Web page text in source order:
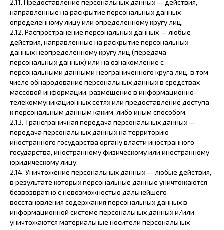
2.11. Предоставление персональных данных — действия,
направленные на раскрытие персональных данных
определенному лицу или определенному кругу лиц.
2.12. Распространение персональных данных — любые
действия, направленные на раскрытие персональных
данных неопределенному кругу лиц (передача
персональных данных) или на ознакомление с
персональными данными неограниченного круга лиц, в том
числе обнародование персональных данных в средствах
массовой информации, размещение в информационно-
телекоммуникационных сетях или предоставление доступа
к персональным данным каким-либо иным способом.
2.13. Трансграничная передача персональных данных —
передача персональных данных на территорию
иностранного государства органу власти иностранного
государства, иностранному физическому или иностранному
юридическому лицу.
2.14. Уничтожение персональных данных — любые действия,
в результате которых персональные данные уничтожаются
безвозвратно с невозможностью дальнейшего
восстановления содержания персональных данных в
информационной системе персональных данных и/или
уничтожаются материальные носители персональных